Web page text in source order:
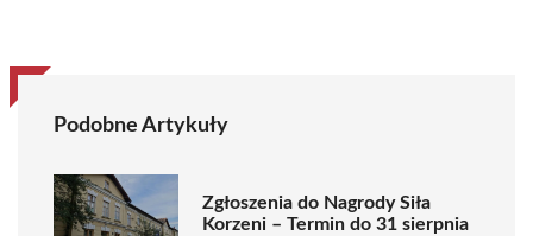
Podobne Artykuły
Zgłoszenia do Nagrody Siła
Korzeni – Termin do 31 sierpnia